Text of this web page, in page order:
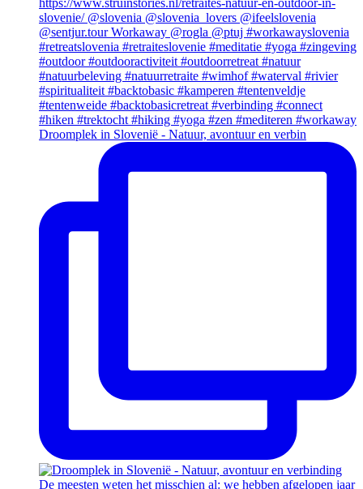
Droomplek in Slovenië - Natuur, avontuur en verbin